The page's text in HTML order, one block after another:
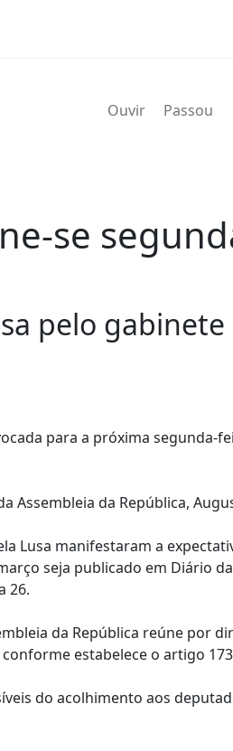
Ouvir Passou
se
pelo
para a próxima segunda-
da República,
Lusa manifestaram a
seja publicado em Diário
26.
da República reúne por
estabelece o artigo
do acolhimento aos